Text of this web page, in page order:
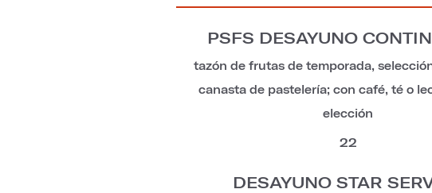
PSFS DESAYUNO
tazón de frutas de temporada,
canasta de pastelería; con café, té o
elección
22
DESAYUNO STAR